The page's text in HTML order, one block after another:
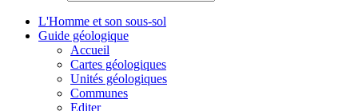
L'Homme et son sous-sol
Guide géologique
Accueil
Cartes géologiques
Unités géologiques
Communes
Editer